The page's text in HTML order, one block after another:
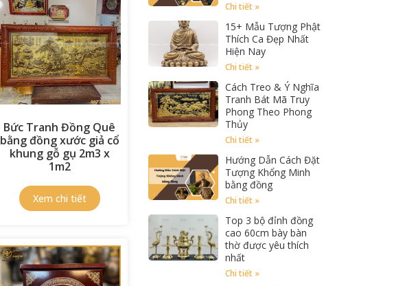
Bức Tranh Đồng Quê
bằng đồng xước giả cổ
khung gỗ gụ 2m3 x
1m2
Chi tiết »
15+ Mẫu Tượng Phật
Thích Ca Đẹp Nhất
Hiện Nay
Chi tiết »
Cách Treo & Ý Nghĩa
Tranh Bát Mã Truy
Phong Theo Phong
Thủy
Chi tiết »
Hướng Dẫn Cách Đặt
Tượng Khổng Minh
bằng đồng
Chi tiết »
Top 3 bộ đỉnh đồng
cao 60cm bày bàn
thờ được yêu thích
nhất
Chi tiết »